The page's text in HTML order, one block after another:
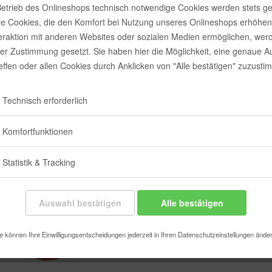
des Onlineshops technisch notwendige Cookies werden stets
Cookies, die den Komfort bei Nutzung unseres Onlineshops
mit anderen Websites oder sozialen Medien ermöglichen,
Zustimmung gesetzt. Sie haben hier die Möglichkeit, eine genaue
oder allen Cookies durch Anklicken von "Alle bestätigen"
Technisch erforderlich
Komfortfunktionen
Statistik & Tracking
Auswahl bestätigen Alle bestätigen
können Ihre Einwilligungsentscheidungen jederzeit in Ihren Datenschutzeinstellungen
7,02
Inhalt:1 Stück
Sofort